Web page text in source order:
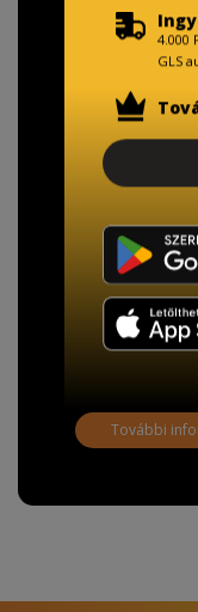
TISZTELT
adatainak
A Kormány
adathordozó
adattörlő kódot
További
4.000
GLS